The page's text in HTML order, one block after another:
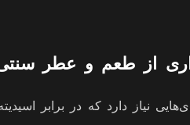
نیاز دارد که در برابر